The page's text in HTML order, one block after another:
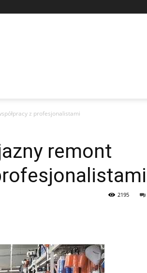
z profesjonalistami
remont
2195